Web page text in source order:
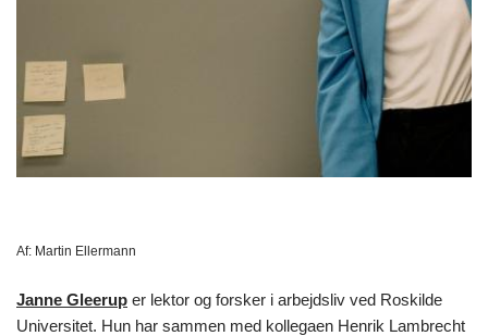
Af: Martin Ellermann
Janne Gleerup er lektor og forsker i arbejdsliv ved Roskilde
Universitet. Hun har sammen med kollegaen Henrik Lambrecht